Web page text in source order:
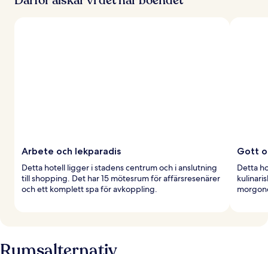
Arbete och lekparadis
Detta hotell ligger i stadens centrum och i anslutning
till shopping. Det har 15 mötesrum för affärsresenärer
och ett komplett spa för avkoppling.
Gott
Detta